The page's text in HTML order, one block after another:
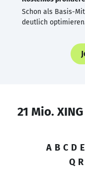
Schon als Basis-
deutlich
21 Mio.
A B C D E
Q R